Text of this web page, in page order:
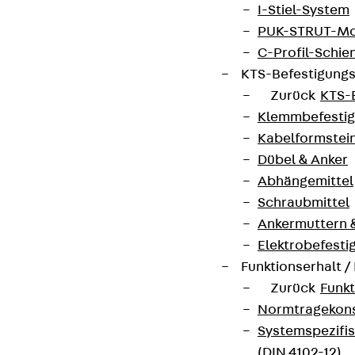
I-Stiel-System
PUK-STRUT-
C-Profil-
KTS-
Zurück
Dübel & Anker
Abhängemittel
Schraubmittel
Ankermuttern
Funktionserhalt
Zurück
Produktneuheiten, Referenzen und aktuellen